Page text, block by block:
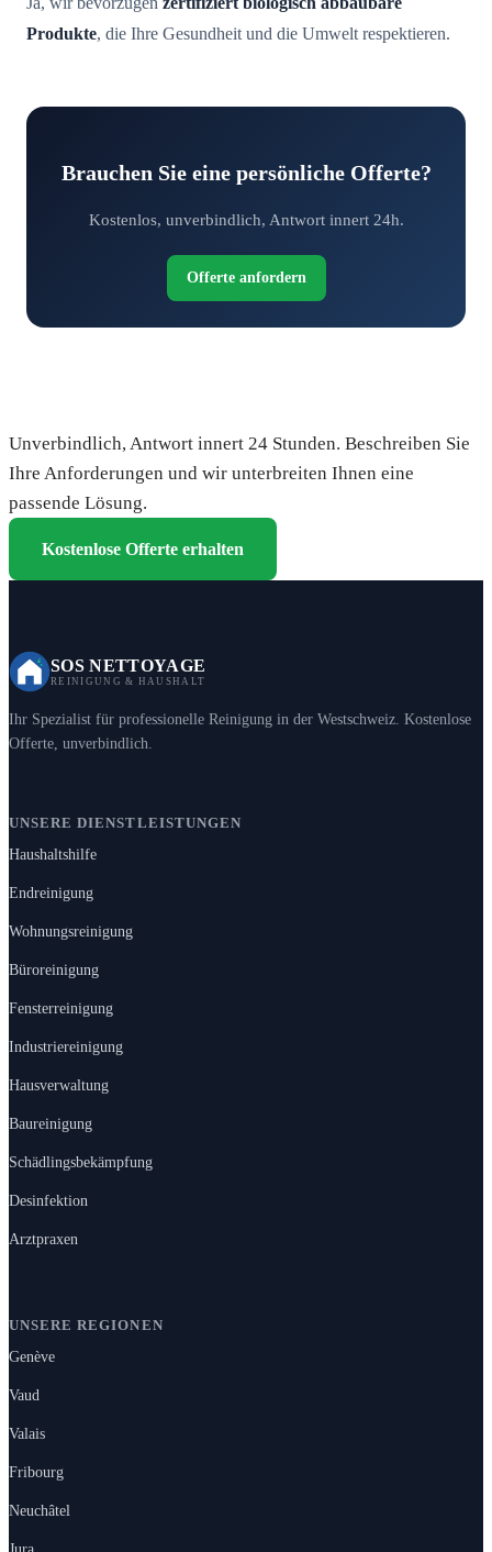
Produkte, die Ihre Gesundheit und die Umwelt respektieren.
Brauchen Sie eine persönliche Offerte?
Kostenlos, unverbindlich, Antwort innert 24h.
Offerte anfordern
Unverbindlich, Antwort innert 24 Stunden. Beschreiben Sie
Ihre Anforderungen und wir unterbreiten Ihnen eine
passende Lösung.
Kostenlose Offerte erhalten
SOS NETTOYAGE
REINIGUNG & HAUSHALT
Ihr Spezialist für professionelle Reinigung in der Westschweiz. Kostenlose
Offerte, unverbindlich.
UNSERE DIENSTLEISTUNGEN
Haushaltshilfe
Endreinigung
Wohnungsreinigung
Büroreinigung
Fensterreinigung
Industriereinigung
Hausverwaltung
Baureinigung
Schädlingsbekämpfung
Desinfektion
Arztpraxen
UNSERE REGIONEN
Genève
Vaud
Valais
Fribourg
Neuchâtel